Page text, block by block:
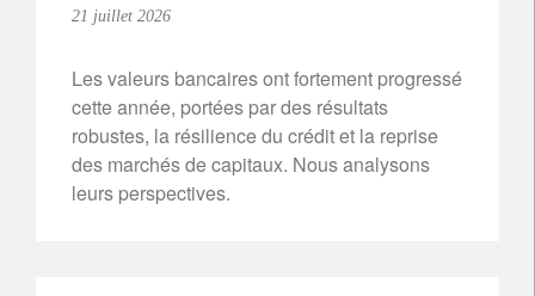
21 juillet 2026
Les valeurs bancaires ont fortement progressé
cette année, portées par des résultats
robustes, la résilience du crédit et la reprise
des marchés de capitaux. Nous analysons
leurs perspectives.